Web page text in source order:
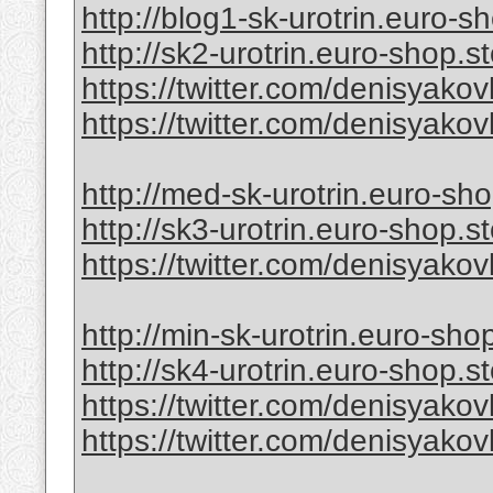
http://blog1-sk-urotrin.euro-
http://sk2-urotrin.euro-
https://twitter.com/
https://twitter.com/
http://med-sk-urotrin.euro-
http://sk3-urotrin.euro-
https://twitter.com/
http://min-sk-urotrin.euro-
http://sk4-urotrin.euro-
https://twitter.com/
https://twitter.com/